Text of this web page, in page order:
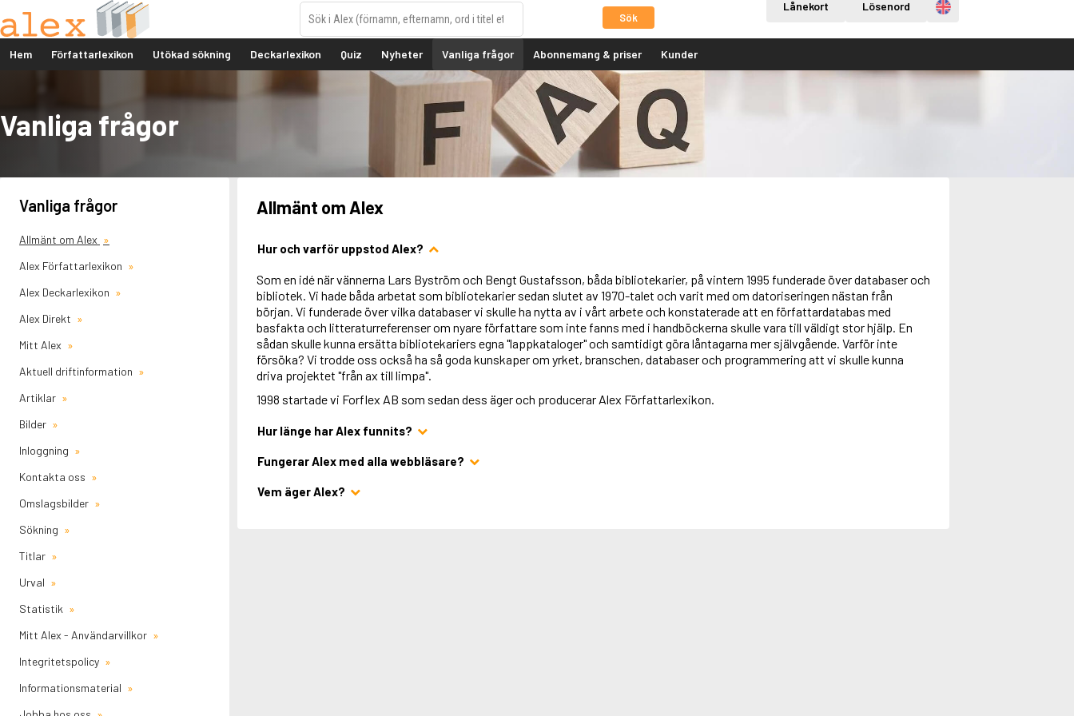
Sök
Lånekort Lösenord Engelska
Hem Författarlexikon Utökad sökning Deckarlexikon Quiz Nyheter Vanliga frågor Abonnemang & priser Kunder
Vanliga frågor
Vanliga frågor
Allmänt om Alex
Alex Författarlexikon
Alex Deckarlexikon
Alex Direkt
Mitt Alex
Aktuell driftinformation
Artiklar
Bilder
Inloggning
Kontakta oss
Omslagsbilder
Sökning
Titlar
Urval
Statistik
Mitt Alex - Användarvillkor
Integritetspolicy
Informationsmaterial
Allmänt om Alex
Hur och varför uppstod Alex?
Som en idé när vännerna Lars Byström och Bengt Gustafsson, båda bibliotekarier, på vintern 1995 funderade över databaser och
bibliotek. Vi hade båda arbetat som bibliotekarier sedan slutet av 1970-talet och varit med om datoriseringen nästan från
början. Vi funderade över vilka databaser vi skulle ha nytta av i vårt arbete och konstaterade att en författardatabas med
basfakta och litteraturreferenser om nyare författare som inte fanns med i handböckerna skulle vara till väldigt stor hjälp. En
sådan skulle kunna ersätta bibliotekariers egna "lappkataloger" och samtidigt göra låntagarna mer självgående. Varför inte
försöka? Vi trodde oss också ha så goda kunskaper om yrket, branschen, databaser och programmering att vi skulle kunna
driva projektet "från ax till limpa".
1998 startade vi Forflex AB som sedan dess äger och producerar Alex Författarlexikon.
Hur länge har Alex funnits?
Fungerar Alex med alla webbläsare?
Vem äger Alex?